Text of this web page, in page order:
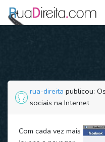
rua-direita publicou:
sociais na Internet
Com cada vez mais